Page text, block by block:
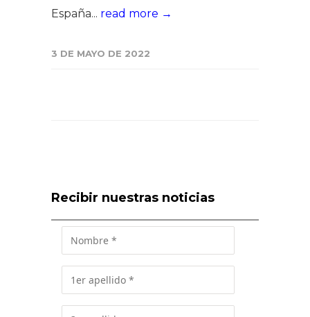
España... read more →
3 DE MAYO DE 2022
Recibir nuestras noticias